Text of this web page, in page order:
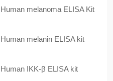
Human melanoma ELISA Kit
Human melanin ELISA kit
Human IKK-β ELISA kit